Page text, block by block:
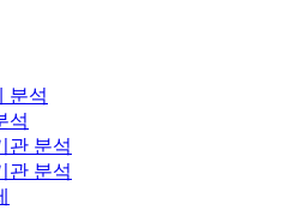
분석
석
관 분석
관 분석